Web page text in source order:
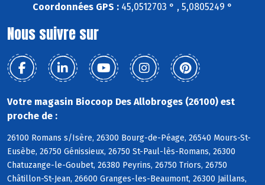
Coordonnées GPS : 45,0512703 ° , 5,0805249 °
Nous suivre sur
Votre magasin Biocoop Des Allobroges (26100) est
proche de :
26100 Romans s/Isère, 26300 Bourg-de-Péage, 26540 Mours-St-
Eusèbe, 26750 Génissieux, 26750 St-Paul-lès-Romans, 26300
Chatuzange-le-Goubet, 26380 Peyrins, 26750 Triors, 26750
Châtillon-St-Jean, 26600 Granges-les-Beaumont, 26300 Jaillans,